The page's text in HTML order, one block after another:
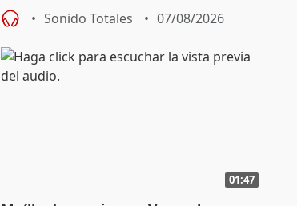
sobre exportaciones
Sonido Totales 07/08/2026
01:47